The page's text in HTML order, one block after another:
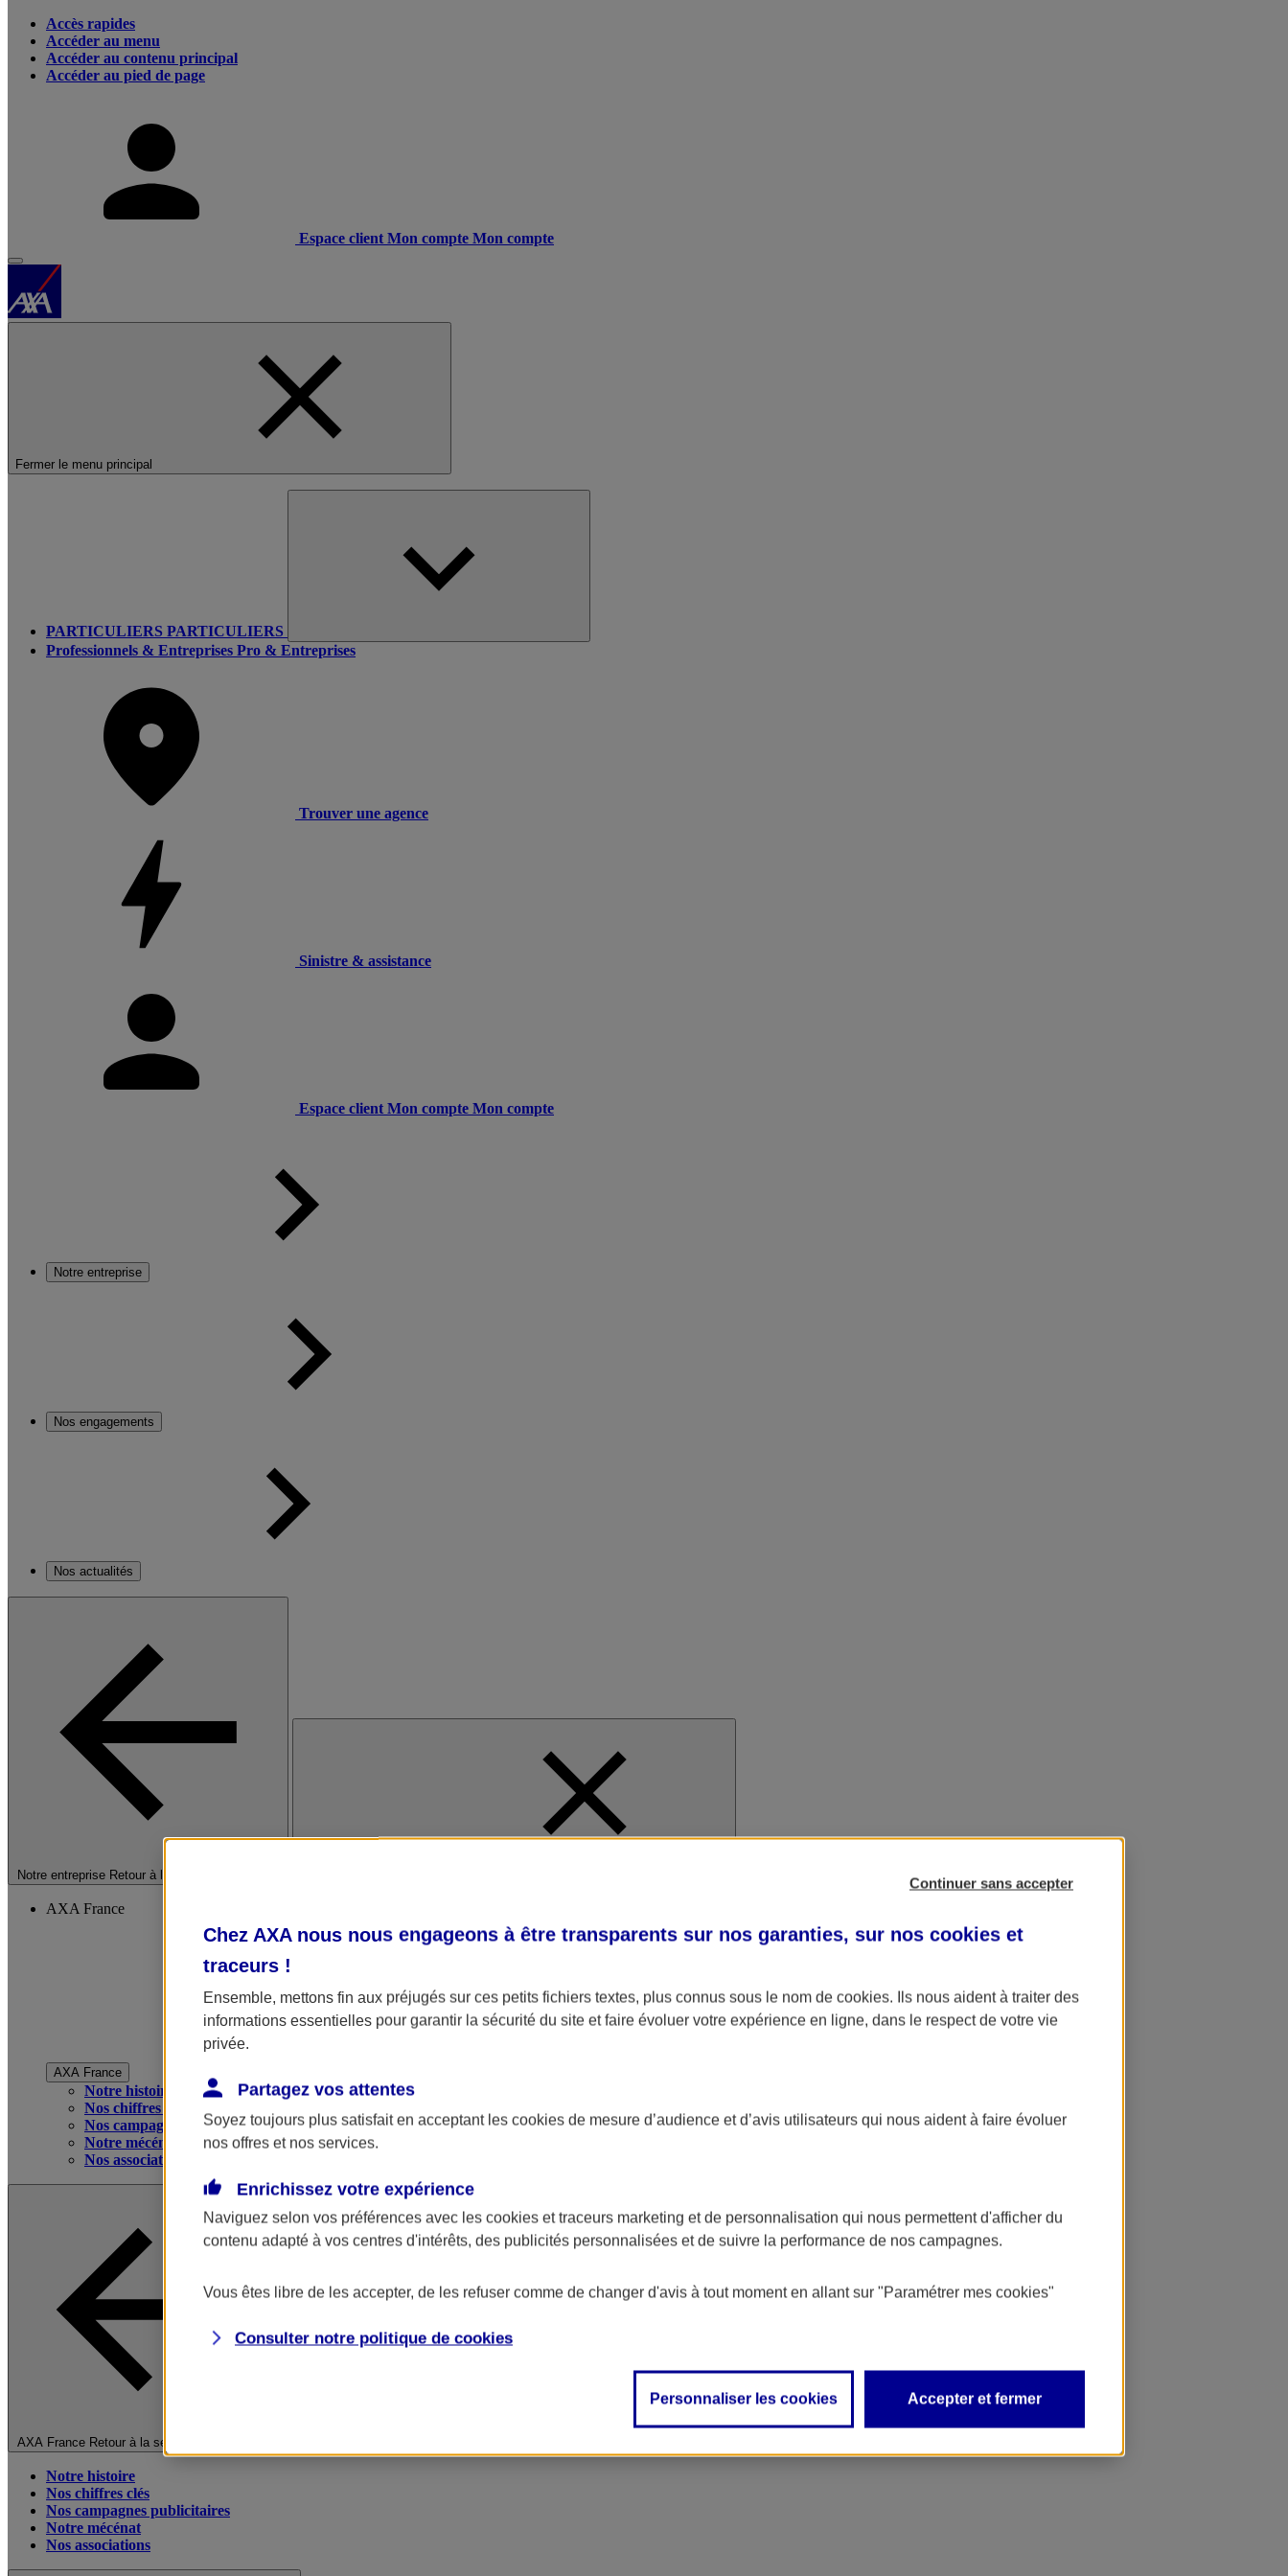
Accès rapides
Accéder au menu
Accéder au contenu principal
Accéder au pied de page
Espace client Mon compte Mon compte
Fermer le menu principal
PARTICULIERS PARTICULIERS
Professionnels & Entreprises Pro & Entreprises
Trouver une agence
Sinistre & assistance
Espace client Mon compte Mon compte
Notre entreprise
Nos engagements
Nos actualités
Notre entreprise Retour à la section précédente
AXA France
AXA France
Notre histoire
Nos chiffres clés
Nos campagnes publicitaires
Notre mécénat
Nos associations
AXA France Retour à la section précédente
Notre histoire
Nos chiffres clés
Nos campagnes publicitaires
Notre mécénat
Nos associations
Continuer sans accepter
Chez AXA nous nous engageons à être transparents sur nos garanties, sur nos cookies et
traceurs !
Ensemble, mettons fin aux préjugés sur ces petits fichiers textes, plus connus sous le nom de cookies. Ils nous aident à traiter des
informations essentielles pour garantir la sécurité du site et faire évoluer votre expérience en ligne, dans le respect de votre vie
privée.
Partagez vos attentes
Soyez toujours plus satisfait en acceptant les cookies de mesure d’audience et d’avis utilisateurs qui nous aident à faire évoluer
nos offres et nos services.
Enrichissez votre expérience
Naviguez selon vos préférences avec les cookies et traceurs marketing et de personnalisation qui nous permettent d'afficher du
contenu adapté à vos centres d'intérêts, des publicités personnalisées et de suivre la performance de nos campagnes.
Vous êtes libre de les accepter, de les refuser comme de changer d'avis à tout moment en allant sur "Paramétrer mes cookies"
Consulter notre politique de cookies
Personnaliser les cookies Accepter et fermer